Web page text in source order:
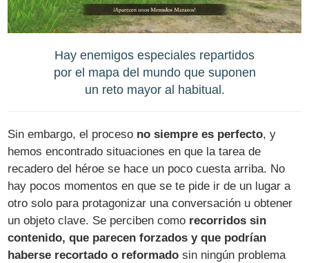
Hay enemigos especiales repartidos
por el mapa del mundo que suponen
un reto mayor al habitual.
Sin embargo, el proceso no siempre es perfecto, y
hemos encontrado situaciones en que la tarea de
recadero del héroe se hace un poco cuesta arriba. No
hay pocos momentos en que se te pide ir de un lugar a
otro solo para protagonizar una conversación u obtener
un objeto clave. Se perciben como recorridos sin
contenido, que parecen forzados y que podrían
haberse recortado o reformado sin ningún problema